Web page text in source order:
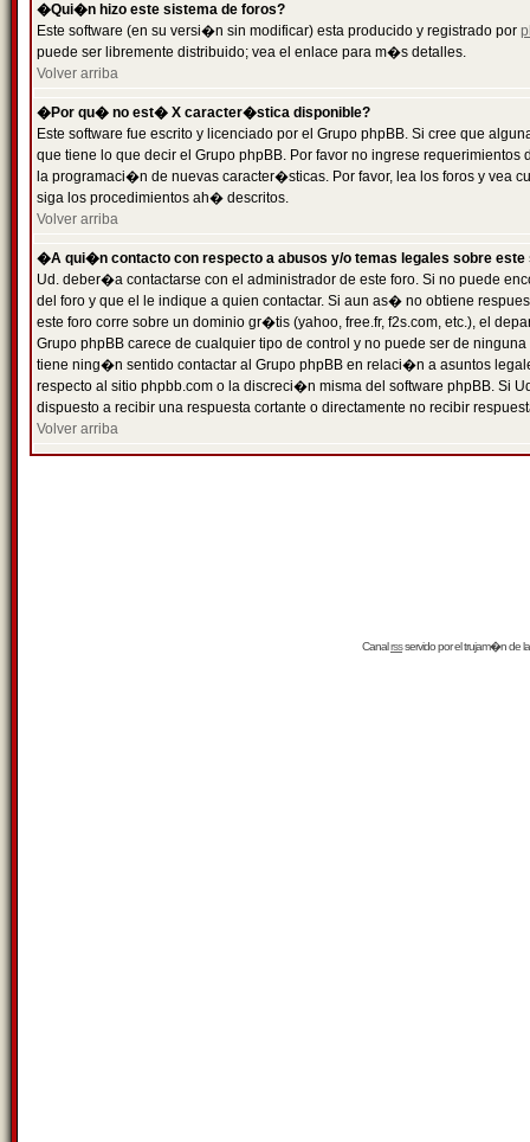
�Qui�n hizo este sistema de foros?
Este software (en su versi�n sin modificar) esta producido y registrado por
puede ser libremente distribuido; vea el enlace para m�s detalles.
Volver arriba
�Por qu� no est� X caracter�stica disponible?
Este software fue escrito y licenciado por el Grupo phpBB. Si cree que
que tiene lo que decir el Grupo phpBB. Por favor no ingrese
la programaci�n de nuevas caracter�sticas. Por favor, lea los foros y vea
siga los procedimientos ah� descritos.
Volver arriba
�A qui�n contacto con respecto a abusos y/o temas legales sobre este
Ud. deber�a contactarse con el administrador de este foro. Si no puede
del foro y que el le indique a quien contactar. Si aun as� no obtiene
este foro corre sobre un dominio gr�tis (yahoo, free.fr, f2s.com, etc.), el
Grupo phpBB carece de cualquier tipo de control y no puede ser de
tiene ning�n sentido contactar al Grupo phpBB en relaci�n a asuntos
respecto al sitio phpbb.com o la discreci�n misma del software phpBB. Si
dispuesto a recibir una respuesta cortante o directamente no recibir
Volver arriba
Canalrssservido por eltrujam�nde